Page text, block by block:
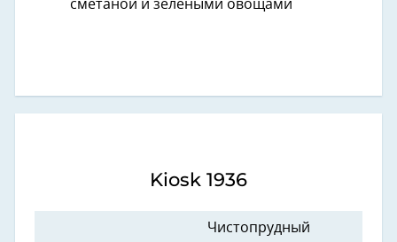
сметаной и зелеными овощами
Kiosk 1936
Чистопрудный